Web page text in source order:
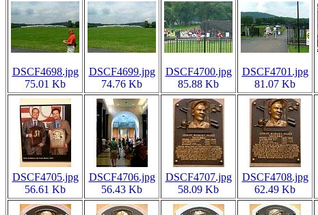
DSCF4698.jpg
75.01 Kb
DSCF4699.jpg
74.76 Kb
DSCF4700.jpg
85.88 Kb
DSCF4701.jpg
81.07 Kb
DSCF4705.jpg
56.61 Kb
DSCF4706.jpg
56.43 Kb
DSCF4707.jpg
58.09 Kb
DSCF4708.jpg
62.49 Kb